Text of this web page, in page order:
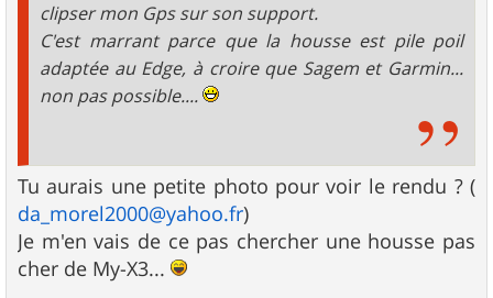
clipser mon Gps sur son support.
C'est marrant parce que la housse est pile poil
adaptée au Edge, à croire que Sagem et Garmin...
non pas possible....
Tu aurais une petite photo pour voir le rendu ? (
da_morel2000@yahoo.fr)
Je m'en vais de ce pas chercher une housse pas
cher de My-X3...